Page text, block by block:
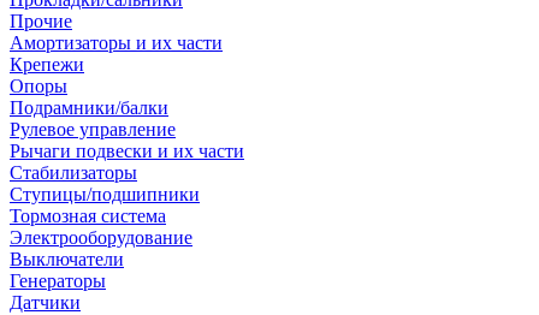
Прочие
Амортизаторы и их части
Крепежи
Опоры
Подрамники/балки
Рулевое управление
Рычаги подвески и их части
Стабилизаторы
Ступицы/подшипники
Тормозная система
Электрооборудование
Выключатели
Генераторы
Датчики